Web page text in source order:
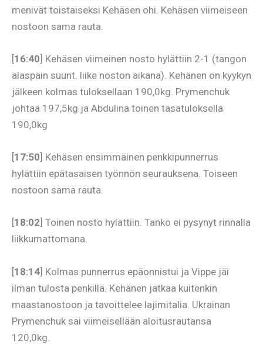
menivät toistaiseksi Kehäsen ohi. Kehäsen viimeiseen
nostoon sama rauta.
[16:40] Kehäsen viimeinen nosto hylättiin 2-1 (tangon
alaspäin suunt. liike noston aikana). Kehänen on kyykyn
jälkeen kolmas tuloksellaan 190,0kg. Prymenchuk
johtaa 197,5kg ja Abdulina toinen tasatuloksella
190,0kg
[17:50] Kehäsen ensimmäinen penkkipunnerrus
hylättiin epätasaisen työnnön seurauksena. Toiseen
nostoon sama rauta.
[18:02] Toinen nosto hylättiin. Tanko ei pysynyt rinnalla
liikkumattomana.
[18:14] Kolmas punnerrus epäonnistui ja Vippe jäi
ilman tulosta penkillä. Kehänen jatkaa kuitenkin
maastanostoon ja tavoittelee lajimitalia. Ukrainan
Prymenchuk sai viimeisellään aloitusrautansa
120,0kg.